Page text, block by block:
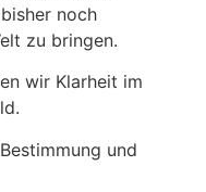
noch
zu bringen.
wir Klarheit im
und